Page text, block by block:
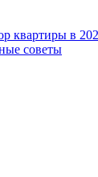
квартиры в
советы